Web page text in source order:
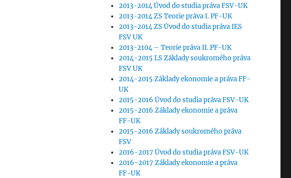
2013-2014 Úvod do studia práva FSV-UK
2013-2014 ZS Teorie práva I. PF-UK
2013-2014 ZS Úvod do studia práva IES
FSV UK
2013-2104 – Teorie práva II. PF-UK
2014-2015 LS Základy soukromého práva
FSV UK
2014-2015 Základy ekonomie a práva FF-
UK
2015-2016 Úvod do studia práva FSV-UK
2015-2016 Základy ekonomie a práva
FF-UK
2015-2016 Základy soukromého práva
FSV
2016-2017 Úvod do studia práva FSV-UK
2016-2017 Základy ekonomie a práva
FF-UK